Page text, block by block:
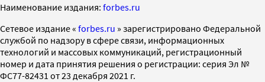
Наименование издания: forbes.ru
Cетевое издание « forbes.ru » зарегистрировано Федеральной
службой по надзору в сфере связи, информационных
технологий и массовых коммуникаций, регистрационный
номер и дата принятия решения о регистрации: серия Эл №
ФС77-82431 от 23 декабря 2021 г.